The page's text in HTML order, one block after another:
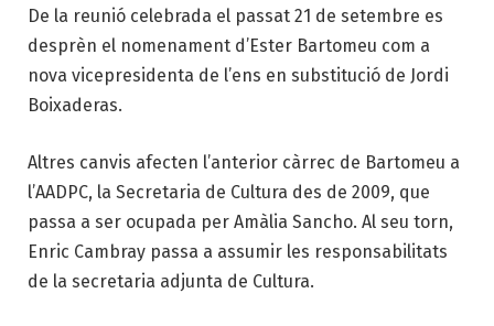
De la reunió celebrada el passat 21 de setembre es
desprèn el nomenament d’Ester Bartomeu com a
nova vicepresidenta de l’ens en substitució de Jordi
Boixaderas.
Altres canvis afecten l’anterior càrrec de Bartomeu a
l’AADPC, la Secretaria de Cultura des de 2009, que
passa a ser ocupada per Amàlia Sancho. Al seu torn,
Enric Cambray passa a assumir les responsabilitats
de la secretaria adjunta de Cultura.